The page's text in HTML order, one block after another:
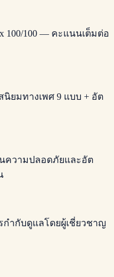
100/100 — คะแนนเต็มต่อ
นิยมทางเพศ 9 แบบ + อัต
นความปลอดภัยและอัต
รกำกับดูแลโดยผู้เชี่ยวชาญ